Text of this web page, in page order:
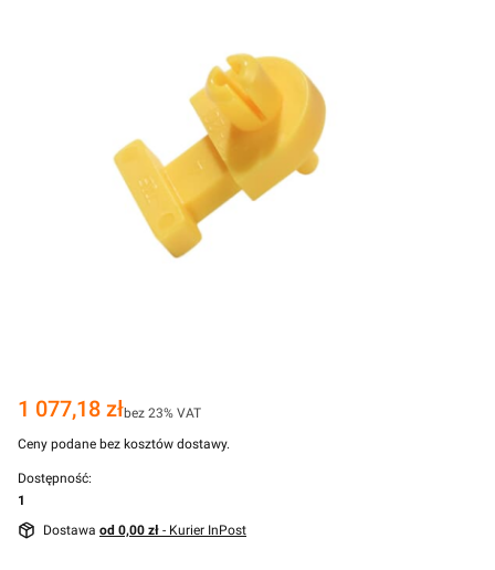
Cena
1 077,18 złbez 23% VAT
Ceny podane bez kosztów dostawy.
Dostępność:
1
Dostawa od 0,00 zł - Kurier InPost